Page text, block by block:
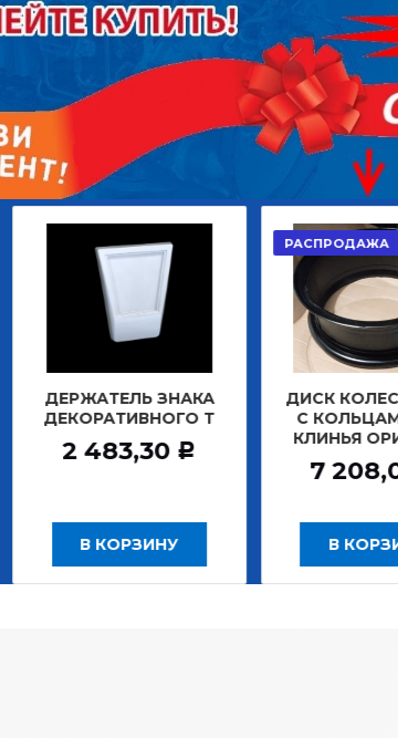
ЗНАКА
Т
Р
РАСПРОДАЖА
ДИСК КОЛЕСА 7,0*20
С КОЛЬЦАМИ ПОД
КЛИНЬЯ ОРИГИНАЛ
7 208,00 Р